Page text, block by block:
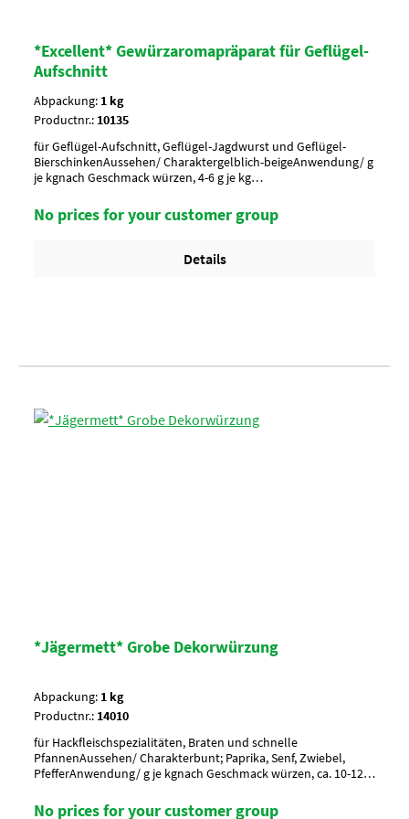
*Excellent* Gewürzaromapräparat für Geflügel-
Aufschnitt
Abpackung: 1 kg
Productnr.: 10135
für Geflügel-Aufschnitt, Geflügel-Jagdwurst und Geflügel-
BierschinkenAussehen/ Charaktergelblich-beigeAnwendung/ g
je kgnach Geschmack würzen, 4-6 g je kg
PaletteArtikel-StatusHalal geeignet
No prices for your customer group
Details
*Jägermett* Grobe Dekorwürzung
Abpackung: 1 kg
Productnr.: 14010
für Hackfleischspezialitäten, Braten und schnelle
PfannenAussehen/ Charakterbunt; Paprika, Senf, Zwiebel,
PfefferAnwendung/ g je kgnach Geschmack würzen, ca. 10-12 g
PaletteArtikel-StatusHalal zertifiziert
No prices for your customer group